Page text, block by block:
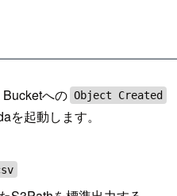
への Object Created
を起動します。